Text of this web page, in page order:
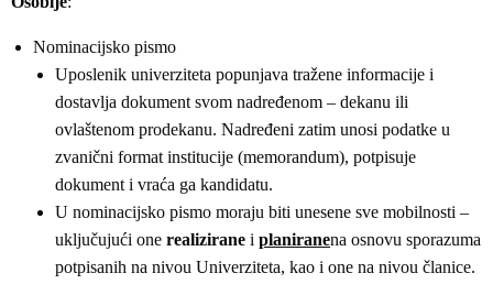
Nominacijsko pismo
Uposlenik univerziteta popunjava tražene informacije i
dostavlja dokument svom nadređenom – dekanu ili
ovlaštenom prodekanu. Nadređeni zatim unosi podatke u
zvanični format institucije (memorandum), potpisuje
dokument i vraća ga kandidatu.
U nominacijsko pismo moraju biti unesene sve mobilnosti –
uključujući one realizirane i planiranena osnovu sporazuma
potpisanih na nivou Univerziteta, kao i one na nivou članice.